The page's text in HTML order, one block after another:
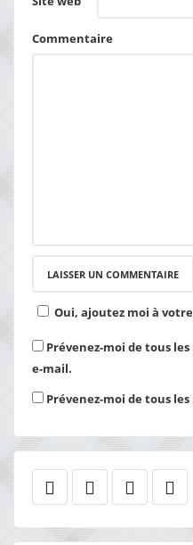
Commentaire
Oui, ajoutez moi à
Prévenez-moi de tous
e-mail.
Prévenez-moi de tous